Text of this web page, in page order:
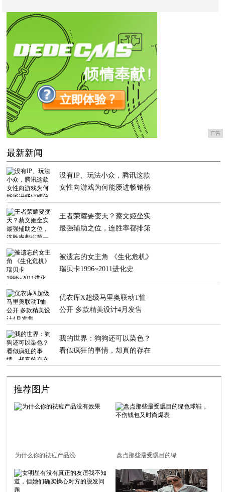
广告
最新新闻
没有IP、玩法小众，腾讯这款
女性向游戏为何能屡进畅销榜
王者荣耀要变天？蔡文姬坐实
最强辅助之位，连胜率都排第
被遗忘的女主角 《生化危机》
瑞贝卡1996~2011进化史
优衣库X超级马里奥联动T恤
公开 多款精美设计4月发售
我的世界：狗狗还可以染色？
看似疯狂的事情，却真的存在
推荐图片
为什么你的祛痘产品没
有效果
盘点那些最受瞩目的绿
色球鞋，不伤钱包又时
尚爆表